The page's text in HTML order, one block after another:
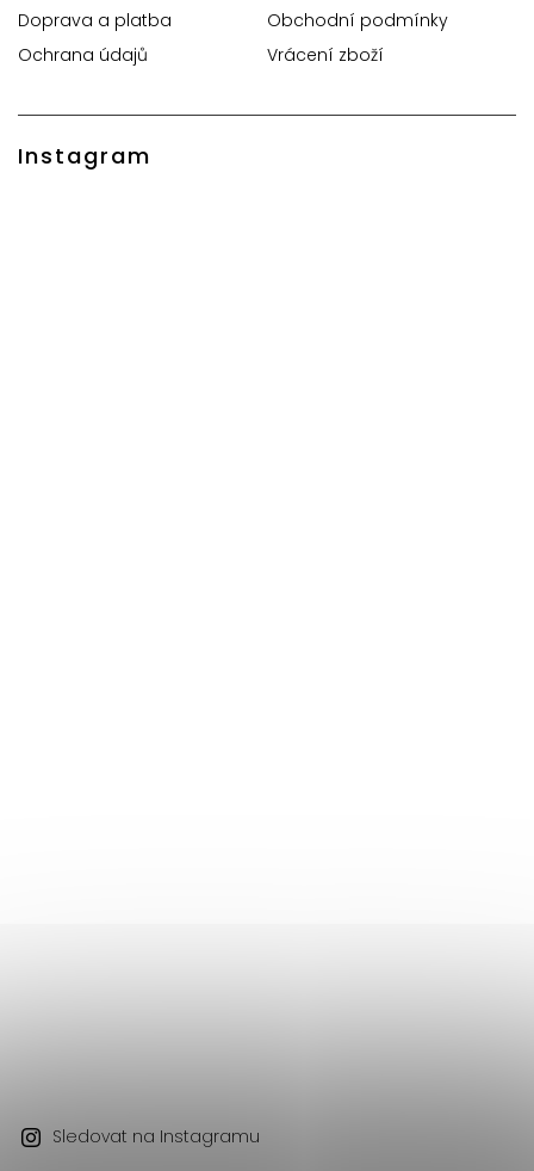
Doprava a platba
Obchodní podmínky
Ochrana údajů
Vrácení zboží
Instagram
Sledovat na Instagramu